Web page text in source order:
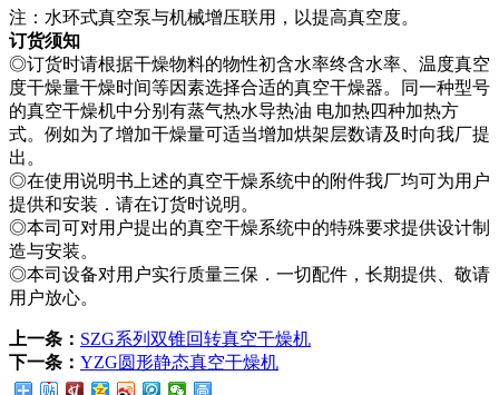
注：水环式真空泵与机械增压联用，以提高真空度。
订货须知
◎订货时请根据干燥物料的物性初含水率终含水率、温度真空
度干燥量干燥时间等因素选择合适的真空干燥器。同一种型号
的真空干燥机中分别有蒸气热水导热油 电加热四种加热方
式。例如为了增加干燥量可适当增加烘架层数请及时向我厂提
出。
◎在使用说明书上述的真空干燥系统中的附件我厂均可为用户
提供和安装．请在订货时说明。
◎本司可对用户提出的真空干燥系统中的特殊要求提供设计制
造与安装。
◎本司设备对用户实行质量三保．一切配件，长期提供、敬请
用户放心。
上一条： SZG系列双锥回转真空干燥机
下一条： YZG圆形静态真空干燥机